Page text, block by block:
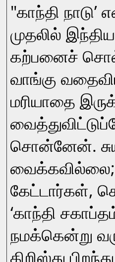
"காந்தி
முதலில்
கற்பனைச்
வாங்கு
மரியாதை
சொன்னேன்.
கேட்டார்கள்,
‘காந்தி
நமக்கென்று
கிறிஸ்து